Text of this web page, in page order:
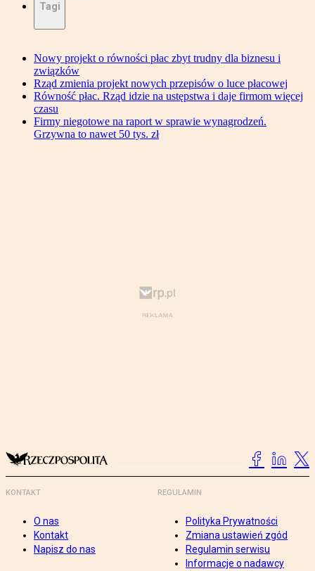
Tagi
Nowy projekt o równości płac zbyt trudny dla biznesu i
związków
Rząd zmienia projekt nowych przepisów o luce płacowej
Równość płac. Rząd idzie na ustępstwa i daje firmom więcej
czasu
Firmy niegotowe na raport w sprawie wynagrodzeń.
Grzywna to nawet 50 tys. zł
KONTAKT
O nas
Kontakt
Napisz do nas
REGULAMIN
Polityka Prywatności
Zmiana ustawień zgód
Regulamin serwisu
Informacje o nadawcy